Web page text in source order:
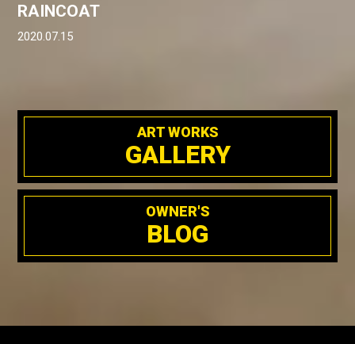
RAINCOAT
2020.07.15
ART WORKS
GALLERY
OWNER'S
BLOG